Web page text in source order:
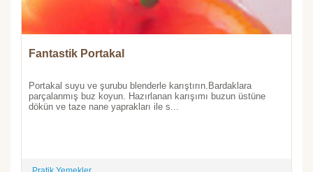
Fantastik Portakal
Portakal suyu ve şurubu blenderle karıştırın.Bardaklara
parçalanmış buz koyun. Hazırlanan karışımı buzun üstüne
dökün ve taze nane yaprakları ile s...